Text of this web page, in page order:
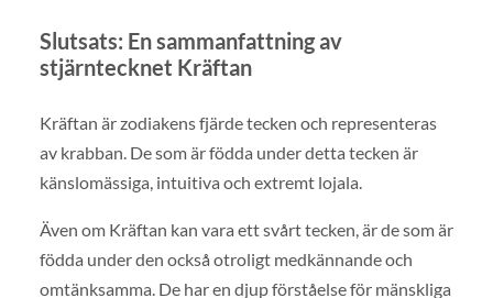
Slutsats: En sammanfattning av
stjärntecknet Kräftan
Kräftan är zodiakens fjärde tecken och representeras
av krabban. De som är födda under detta tecken är
känslomässiga, intuitiva och extremt lojala.
Även om Kräftan kan vara ett svårt tecken, är de som är
födda under den också otroligt medkännande och
omtänksamma. De har en djup förståelse för mänskliga